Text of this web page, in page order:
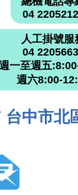
04
人工掛號服
04
一至週五
週六8:00-
台中市北